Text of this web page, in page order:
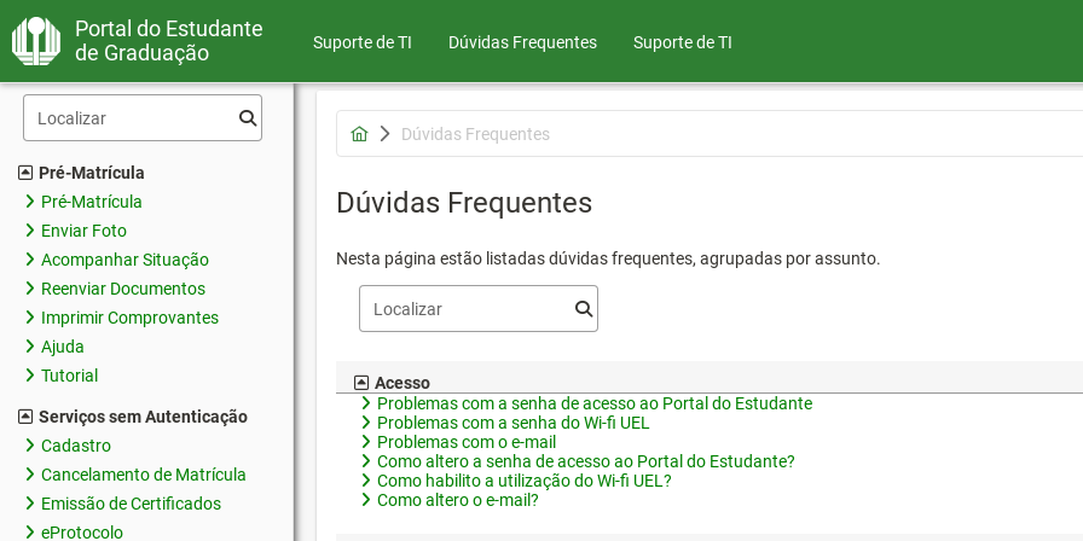
Portal do Estudante
de Graduação
Suporte de TI Dúvidas Frequentes Suporte de TI
Pré-Matrícula
Pré-Matrícula
Enviar Foto
Acompanhar Situação
Reenviar Documentos
Imprimir Comprovantes
Ajuda
Tutorial
Serviços sem Autenticação
Cadastro
Cancelamento de Matrícula
Emissão de Certificados
eProtocolo
Dúvidas Frequentes
Dúvidas Frequentes
Nesta página estão listadas dúvidas frequentes, agrupadas por assunto.
Acesso
Problemas com a senha de acesso ao Portal do Estudante
Problemas com a senha do Wi-fi UEL
Problemas com o e-mail
Como altero a senha de acesso ao Portal do Estudante?
Como habilito a utilização do Wi-fi UEL?
Como altero o e-mail?